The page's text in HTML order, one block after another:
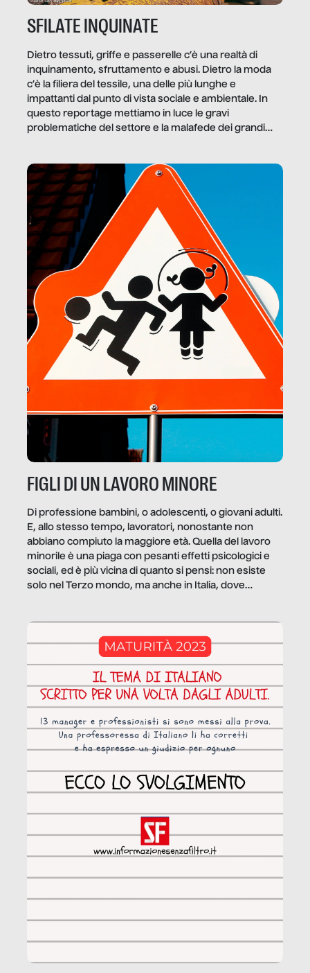
SFILATE INQUINATE
Dietro tessuti, griffe e passerelle c’è una realtà di
inquinamento, sfruttamento e abusi. Dietro la moda
c’è la filiera del tessile, una delle più lunghe e
impattanti dal punto di vista sociale e ambientale. In
questo reportage mettiamo in luce le gravi
problematiche del settore e la malafede dei grandi
FIGLI DI UN LAVORO MINORE
Di professione bambini, o adolescenti, o giovani adulti.
E, allo stesso tempo, lavoratori, nonostante non
abbiano compiuto la maggiore età. Quella del lavoro
minorile è una piaga con pesanti effetti psicologici e
sociali, ed è più vicina di quanto si pensi: non esiste
solo nel Terzo mondo, ma anche in Italia, dove